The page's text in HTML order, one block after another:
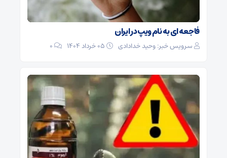
فاجعه ای به نام ویپ در ایران
سرویس خبر: وحید خدادادی 0